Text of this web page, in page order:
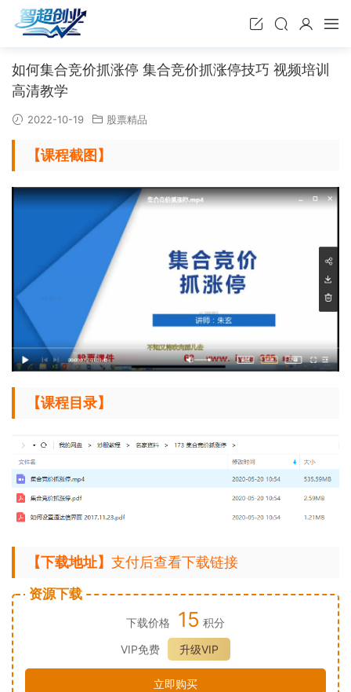
如何集合竞价抓涨停 集合竞价抓涨停技巧 视频培训
高清教学
2022-10-19 股票精品
【课程截图】
【课程目录】
【下载地址】 支付后查看下载链接
资源下载
下载价格 15 积分
VIP免费
升级VIP
立即购买